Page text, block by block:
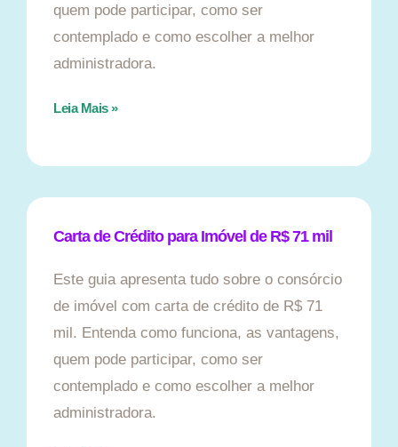
quem pode participar, como ser
contemplado e como escolher a melhor
administradora.
Leia Mais »
Carta de Crédito para Imóvel de R$ 71 mil
Este guia apresenta tudo sobre o consórcio
de imóvel com carta de crédito de R$ 71
mil. Entenda como funciona, as vantagens,
quem pode participar, como ser
contemplado e como escolher a melhor
administradora.